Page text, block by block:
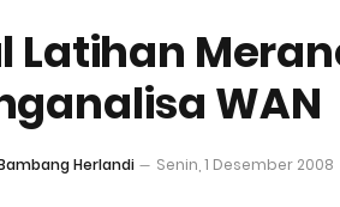
Latihan
WAN
Herlandi Senin, 1 Desember 2008